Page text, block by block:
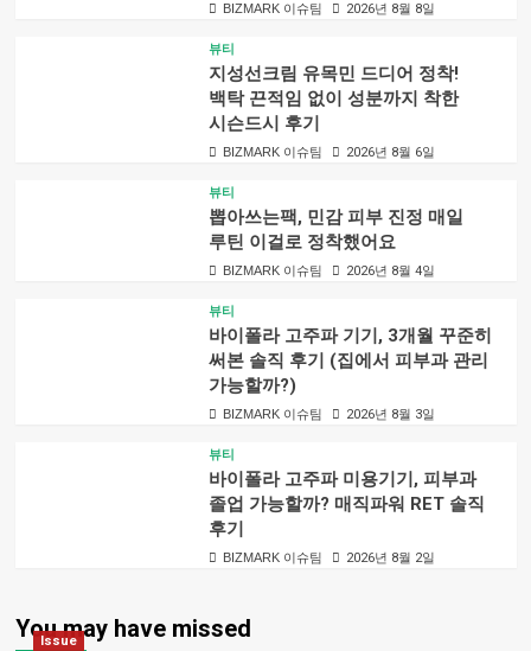
BIZMARK 이슈팀 2026년 8월 8일
뷰티
지성선크림 유목민 드디어 정착!
백탁 끈적임 없이 성분까지 착한
시슨드시 후기
BIZMARK 이슈팀 2026년 8월 6일
뷰티
뽑아쓰는팩, 민감 피부 진정 매일
루틴 이걸로 정착했어요
BIZMARK 이슈팀 2026년 8월 4일
뷰티
바이폴라 고주파 기기, 3개월 꾸준히
써본 솔직 후기 (집에서 피부과 관리
가능할까?)
BIZMARK 이슈팀 2026년 8월 3일
뷰티
바이폴라 고주파 미용기기, 피부과
졸업 가능할까? 매직파워 RET 솔직
후기
BIZMARK 이슈팀 2026년 8월 2일
You may have missed
Issue